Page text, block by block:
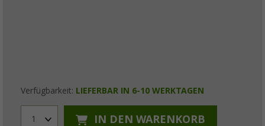
Verfügbarkeit: LIEFERBAR IN 6-10 WERKTAGEN
1 IN DEN WARENKORB